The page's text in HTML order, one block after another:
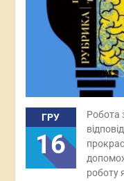
ГРУ
16
Робота
роботу